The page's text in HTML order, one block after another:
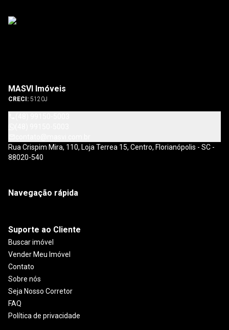
MASVI Imóveis
CRECI: 5120J
Rua Crispim Mira, 110, Loja Terrea 15, Centro, Florianópolis - SC -
88020-540
Navegação rápida
Suporte ao Cliente
Buscar imóvel
Vender Meu Imóvel
Contato
Sobre nós
Seja Nosso Corretor
FAQ
Política de privacidade